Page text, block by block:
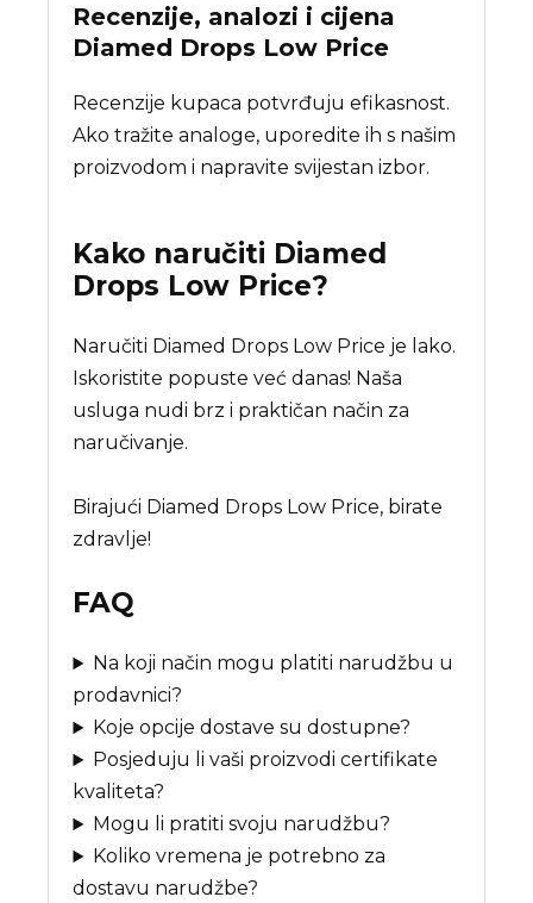
Recenzije, analozi i cijena
Diamed Drops Low Price
Recenzije kupaca potvrđuju efikasnost.
Ako tražite analoge, uporedite ih s našim
proizvodom i napravite svijestan izbor.
Kako naručiti Diamed
Drops Low Price?
Naručiti Diamed Drops Low Price je lako.
Iskoristite popuste već danas! Naša
usluga nudi brz i praktičan način za
naručivanje.
Birajući Diamed Drops Low Price, birate
zdravlje!
FAQ
Na koji način mogu platiti narudžbu u
prodavnici?
Koje opcije dostave su dostupne?
Posjeduju li vaši proizvodi certifikate
kvaliteta?
Mogu li pratiti svoju narudžbu?
Koliko vremena je potrebno za
dostavu narudžbe?